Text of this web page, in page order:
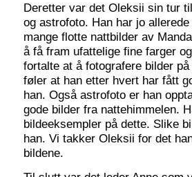
Deretter var det Oleksii sin tur
og astrofoto. Han har jo
mange flotte nattbilder av
å få fram ufattelige fine farger
fortalte at å fotografere bilder
føler at han etter hvert har fått
han. Også astrofoto er han
gode bilder fra nattehimmelen.
bildeeksempler på dette. Slike
han. Vi takker Oleksii for det
bildene.